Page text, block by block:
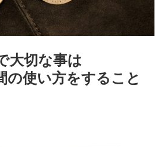
大切な事は
の使い方をすること